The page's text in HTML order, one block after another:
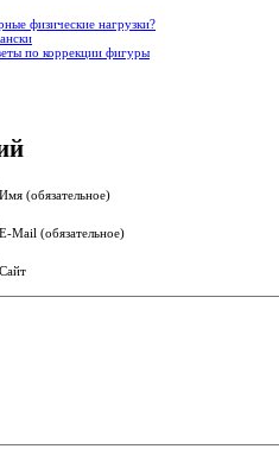
физические нагрузки?
по коррекции фигуры
Имя (обязательное)
E-Mail (обязательное)
Сайт